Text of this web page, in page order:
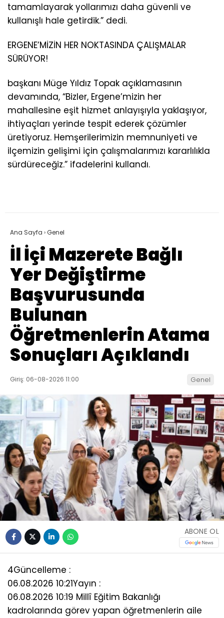
tamamlayarak yollarımızı daha güvenli ve
kullanışlı hale getirdik.” dedi.
ERGENE’MİZİN HER NOKTASINDA ÇALIŞMALAR
SÜRÜYOR!
başkanı Müge Yıldız Topak açıklamasının
devamında, “Bizler, Ergene’mizin her
mahallesine eşit hizmet anlayışıyla yaklaşıyor,
ihtiyaçları yerinde tespit ederek çözümler
üretiyoruz. Hemşerilerimizin memnuniyeti ve
ilçemizin gelişimi için çalışmalarımızı kararlılıkla
sürdüreceğiz.” ifadelerini kullandı.
Ana Sayfa ›Genel
İl İçi Mazerete Bağlı
Yer Değiştirme
Başvurusunda
Bulunan
Öğretmenlerin Atama
Sonuçları Açıklandı
Giriş: 06-08-2026 11:00 Genel
ABONE OL
4Güncelleme :
06.08.2026 10:21Yayın :
06.08.2026 10:19 Millî Eğitim Bakanlığı
kadrolarında görev yapan öğretmenlerin aile